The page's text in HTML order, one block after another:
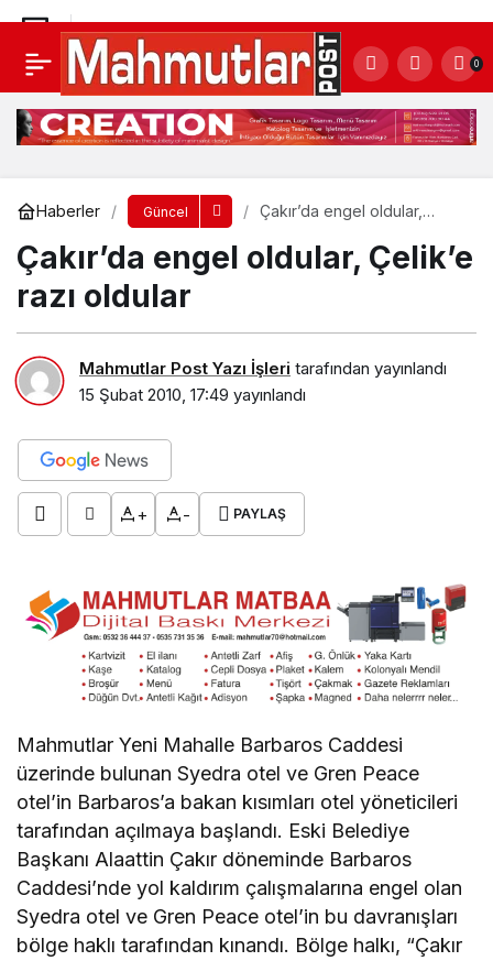
0
Haberler Güncel
Çakır’da engel oldular,
Çakır’da engel oldular, Çelik’e
razı oldular
Mahmutlar Post Yazı İşleri tarafından yayınlandı
15 Şubat 2010, 17:49 yayınlandı
+ - PAYLAŞ
Mahmutlar Yeni Mahalle Barbaros Caddesi
üzerinde bulunan Syedra otel ve Gren Peace
otel’in Barbaros’a bakan kısımları otel yöneticileri
tarafından açılmaya başlandı. Eski Belediye
Başkanı Alaattin Çakır döneminde Barbaros
Caddesi’nde yol kaldırım çalışmalarına engel olan
Syedra otel ve Gren Peace otel’in bu davranışları
bölge haklı tarafından kınandı. Bölge halkı, “Çakır
Çandır, eğitim için saçlarını kestirdi
Yorum Yap Paylaş